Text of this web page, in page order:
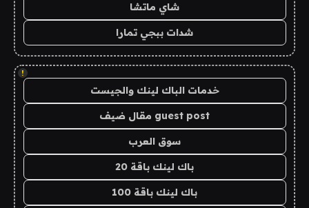
شاي ماتشا
شدات ببجي تمارا
!
خدمات الباك لينك والجيست
guest post مقال ضيف
سوق العرب
باك لينك باقة 20
باك لينك باقة 100